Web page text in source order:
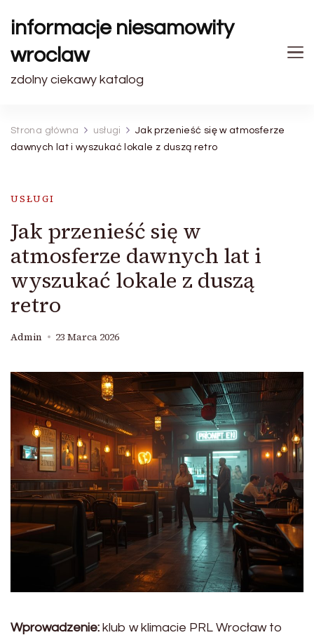
informacje niesamowity
wroclaw
zdolny ciekawy katalog
Strona główna usługi
Jak przenieść się w atmosferze
dawnych lat i wyszukać lokale z duszą retro
USŁUGI
Jak przenieść się w
atmosferze dawnych lat i
wyszukać lokale z duszą
retro
Admin 23 Marca 2026
Wprowadzenie: klub w klimacie PRL Wrocław to